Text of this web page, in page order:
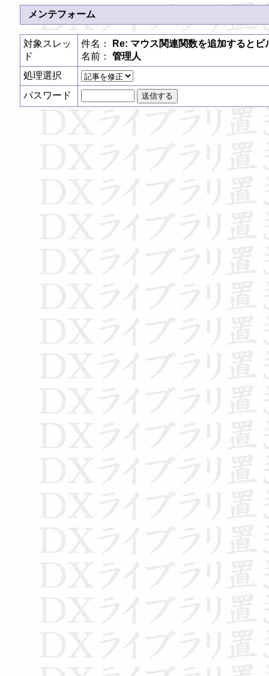
メンテフォーム
対象スレッ
ド
件名：
Re: マウス関連関数を追加するとビ
名前： 管理人
処理選択
パスワード